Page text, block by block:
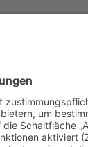
Karl Herzog